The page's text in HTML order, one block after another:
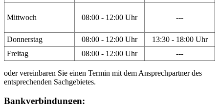
Mittwoch 08:00 - 12:00 Uhr ---
Donnerstag 08:00 - 12:00 Uhr
13:30 - 18:00 Uhr
Freitag
08:00 - 12:00 Uhr ---
oder vereinbaren Sie einen Termin mit dem Ansprechpartner des
entsprechenden Sachgebietes.
Bankverbindungen: